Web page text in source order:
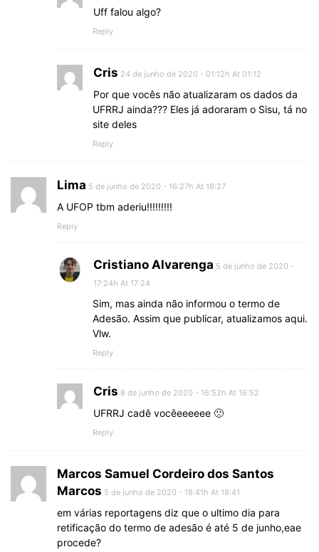
Uff falou algo?
Reply
Cris 24 de junho de 2020 - 01:12h At 01:12
Por que vocês não atualizaram os dados da
UFRRJ ainda??? Eles já adoraram o Sisu, tá no
site deles
Reply
Lima 5 de junho de 2020 - 16:27h At 16:27
A UFOP tbm aderiu!!!!!!!!!
Reply
Cristiano Alvarenga 5 de junho de 2020 -
17:24h At 17:24
Sim, mas ainda não informou o termo de
Adesão. Assim que publicar, atualizamos aqui.
Vlw.
Reply
Cris 8 de junho de 2020 - 16:52h At 16:52
UFRRJ cadê vocêeeeeee 🙁
Reply
Marcos Samuel Cordeiro dos Santos
Marcos 5 de junho de 2020 - 18:41h At 18:41
em várias reportagens diz que o ultimo dia para
retificação do termo de adesão é até 5 de junho,eae
procede?